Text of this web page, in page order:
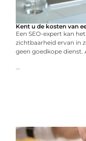
Kent u de kosten van
Een SEO-expert kan
zichtbaarheid ervan in
geen goedkope dienst.
...